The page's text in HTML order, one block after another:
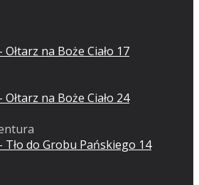
na Boże Ciało 17
na Boże Ciało 24
do Grobu Pańskiego 14